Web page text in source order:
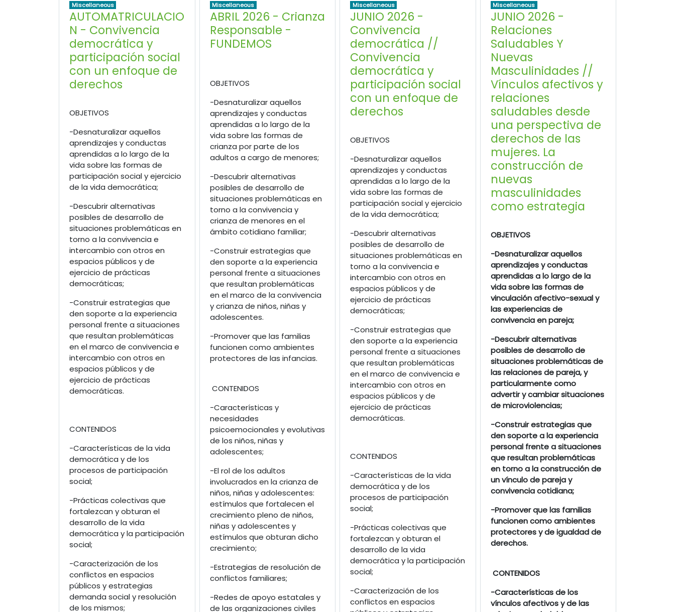
Miscellaneous
AUTOMATRICULACIO
N - Convivencia
democrática y
participación social
con un enfoque de
derechos
OBJETIVOS
-Desnaturalizar aquellos
aprendizajes y conductas
aprendidas a lo largo de la
vida sobre las formas de
participación social y ejercicio
de la vida democrática;
-Descubrir alternativas
posibles de desarrollo de
situaciones problemáticas en
torno a la convivencia e
intercambio con otros en
espacios públicos y de
ejercicio de prácticas
democráticas;
-Construir estrategias que
den soporte a la experiencia
personal frente a situaciones
que resultan problemáticas
en el marco de convivencia e
intercambio con otros en
espacios públicos y de
ejercicio de prácticas
democráticas.
CONTENIDOS
-Características de la vida
democrática y de los
procesos de participación
social;
-Prácticas colectivas que
fortalezcan y obturan el
desarrollo de la vida
democrática y la participación
social;
-Caracterización de los
conflictos en espacios
públicos y estrategias
demanda social y resolución
de los mismos;
Miscellaneous
ABRIL 2026 - Crianza
Responsable -
FUNDEMOS
OBJETIVOS
-Desnaturalizar aquellos
aprendizajes y conductas
aprendidas a lo largo de la
vida sobre las formas de
crianza por parte de los
adultos a cargo de menores;
-Descubrir alternativas
posibles de desarrollo de
situaciones problemáticas en
torno a la convivencia y
crianza de menores en el
ámbito cotidiano familiar;
-Construir estrategias que
den soporte a la experiencia
personal frente a situaciones
que resultan problemáticas
en el marco de la convivencia
y crianza de niños, niñas y
adolescentes.
-Promover que las familias
funcionen como ambientes
protectores de las infancias.
CONTENIDOS
-Características y
necesidades
psicoemocionales y evolutivas
de los niños, niñas y
adolescentes;
-El rol de los adultos
involucrados en la crianza de
niños, niñas y adolescentes:
estímulos que fortalecen el
crecimiento pleno de niños,
niñas y adolescentes y
estímulos que obturan dicho
crecimiento;
-Estrategias de resolución de
conflictos familiares;
-Redes de apoyo estatales y
de las organizaciones civiles
Miscellaneous
JUNIO 2026 -
Convivencia
democrática //
Convivencia
democrática y
participación social
con un enfoque de
derechos
OBJETIVOS
-Desnaturalizar aquellos
aprendizajes y conductas
aprendidas a lo largo de la
vida sobre las formas de
participación social y ejercicio
de la vida democrática;
-Descubrir alternativas
posibles de desarrollo de
situaciones problemáticas en
torno a la convivencia e
intercambio con otros en
espacios públicos y de
ejercicio de prácticas
democráticas;
-Construir estrategias que
den soporte a la experiencia
personal frente a situaciones
que resultan problemáticas
en el marco de convivencia e
intercambio con otros en
espacios públicos y de
ejercicio de prácticas
democráticas.
CONTENIDOS
-Características de la vida
democrática y de los
procesos de participación
social;
-Prácticas colectivas que
fortalezcan y obturan el
desarrollo de la vida
democrática y la participación
social;
-Caracterización de los
conflictos en espacios
Miscellaneous
JUNIO 2026 -
Relaciones
Saludables Y
Nuevas
Masculinidades //
Vínculos afectivos y
relaciones
saludables desde
una perspectiva de
derechos de las
mujeres. La
construcción de
nuevas
masculinidades
como estrategia
OBJETIVOS
-Desnaturalizar aquellos
aprendizajes y conductas
aprendidas a lo largo de la
vida sobre las formas de
vinculación afectivo-sexual y
las experiencias de
convivencia en pareja;
-Descubrir alternativas
posibles de desarrollo de
situaciones problemáticas de
las relaciones de pareja, y
particularmente como
advertir y cambiar situaciones
de microviolencias;
-Construir estrategias que
den soporte a la experiencia
personal frente a situaciones
que resultan problemáticas
en torno a la construcción de
un vínculo de pareja y
convivencia cotidiana;
-Promover que las familias
funcionen como ambientes
protectores y de igualdad de
derechos.
CONTENIDOS
-Características de los
vínculos afectivos y de las